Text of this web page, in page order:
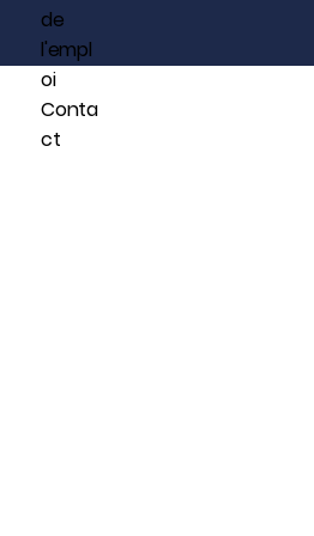
de
l'empl
oi
Conta
ct